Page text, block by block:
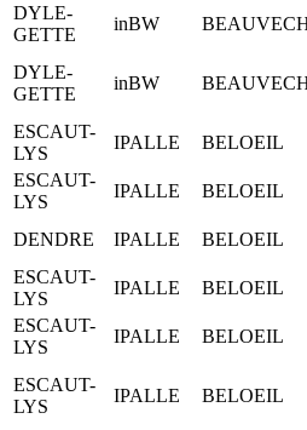
DYLE-
GETTE
inBW
DYLE-
GETTE
inBW
ESCAUT-
LYS
IPALLE BELOEIL
ESCAUT-
LYS
IPALLE BELOEIL
DENDRE
IPALLE BELOEIL
ESCAUT-
LYS
IPALLE BELOEIL
ESCAUT-
LYS
IPALLE BELOEIL
ESCAUT-
LYS
IPALLE BELOEIL